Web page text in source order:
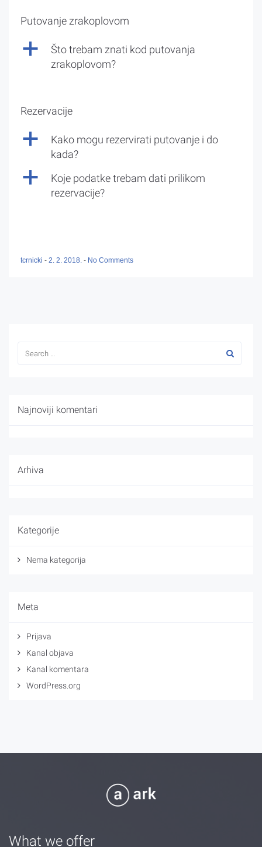
Putovanje zrakoplovom
a
Što trebam znati kod putovanja
zrakoplovom?
Rezervacije
a
Kako mogu rezervirati putovanje i do
kada?
a
Koje podatke trebam dati prilikom
rezervacije?
tcrnicki - 2. 2. 2018. - No Comments
Najnoviji komentari
Arhiva
Kategorije
Nema kategorija
Meta
Prijava
Kanal objava
Kanal komentara
WordPress.org
What we offer